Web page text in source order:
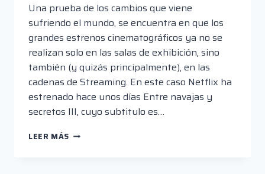
Una prueba de los cambios que viene
sufriendo el mundo, se encuentra en que los
grandes estrenos cinematográficos ya no se
realizan solo en las salas de exhibición, sino
también (y quizás principalmente), en las
cadenas de Streaming. En este caso Netflix ha
estrenado hace unos días Entre navajas y
secretos III, cuyo subtitulo es…
LEER MÁS ENTRE